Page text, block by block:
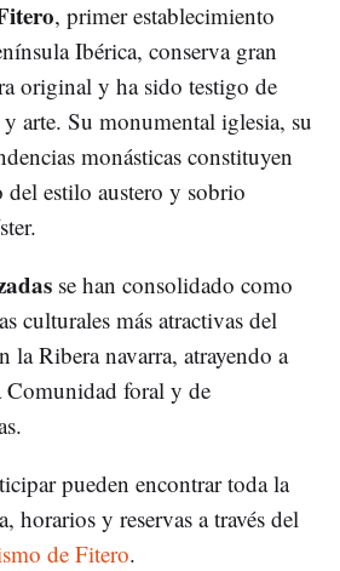
, primer establecimiento
Ibérica, conserva gran
original y ha sido testigo de
arte. Su monumental iglesia, su
monásticas constituyen
estilo austero y sobrio
se han consolidado como
culturales más atractivas del
la Ribera navarra, atrayendo a
Comunidad foral y de
pueden encontrar toda la
horarios y reservas a través del
de Fitero.